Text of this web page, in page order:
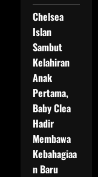
Chelsea
Islan
Sambut
Kelahiran
Anak
Pertama,
Baby Clea
Hadir
Membawa
Kebahagiaa
n Baru